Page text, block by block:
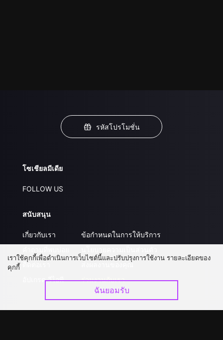
รหัสโปรโมชั่น
โซเชียลมีเดีย
FOLLOW US
สนับสนุน
เกี่ยวกับเรา
ติดต่อเรา
อัปเกรด วีไอพี
ข้อกำหนดในการให้บริการ
ส่งผลงานของคุณ
ร่วมงานกับเรา
เราใช้คุกกี้เพื่อดำเนินการเว็บไซต์นี้และปรับปรุงการใช้งาน รายละเอียดของ
คุกกี้
ฉันยอมรับ